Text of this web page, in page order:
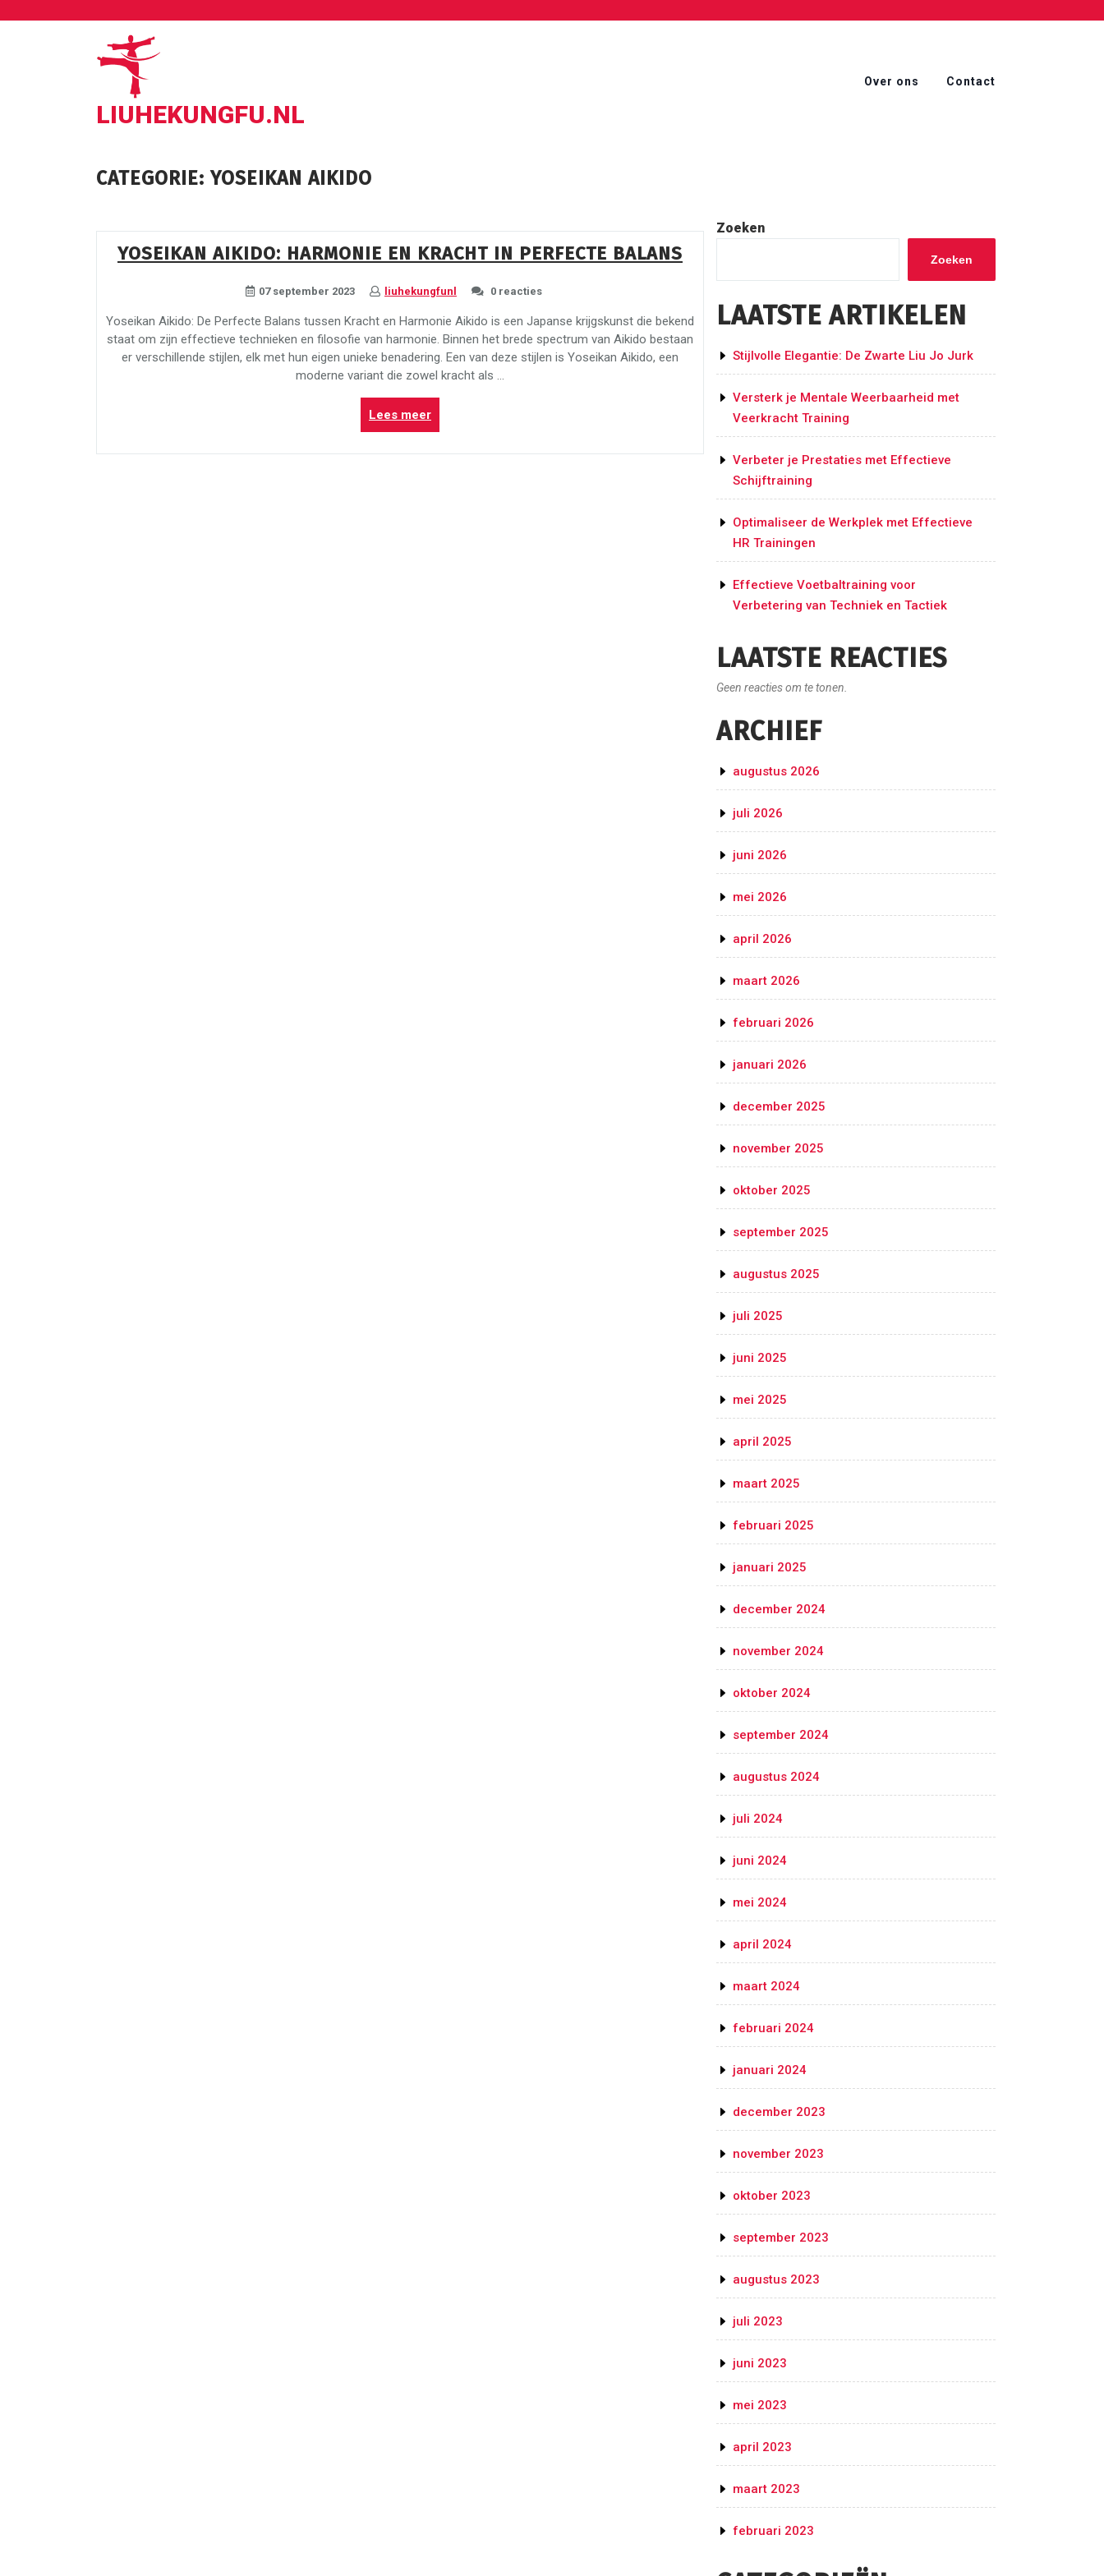
LIUHEKUNGFU.NL
Over ons Contact
CATEGORIE:YOSEIKAN AIKIDO
YOSEIKAN AIKIDO: HARMONIE EN KRACHT IN PERFECTE BALANS
07 september 2023 liuhekungfunl 0 reacties
Yoseikan Aikido: De Perfecte Balans tussen Kracht en Harmonie Aikido is een Japanse krijgskunst die bekend
staat om zijn effectieve technieken en filosofie van harmonie. Binnen het brede spectrum van Aikido bestaan
er verschillende stijlen, elk met hun eigen unieke benadering. Een van deze stijlen is Yoseikan Aikido, een
moderne variant die zowel kracht als …
Lees meer“Yoseikan
Aikido:
Harmonie
Zoeken
Zoeken
LAATSTE ARTIKELEN
Stijlvolle Elegantie: De Zwarte Liu Jo Jurk
Versterk je Mentale Weerbaarheid met
Veerkracht Training
Verbeter je Prestaties met Effectieve
Schijftraining
Optimaliseer de Werkplek met Effectieve
HR Trainingen
Effectieve Voetbaltraining voor
Verbetering van Techniek en Tactiek
LAATSTE REACTIES
Geen reacties om te tonen.
ARCHIEF
augustus 2026
juli 2026
juni 2026
mei 2026
april 2026
maart 2026
februari 2026
januari 2026
december 2025
november 2025
oktober 2025
september 2025
augustus 2025
juli 2025
juni 2025
mei 2025
april 2025
maart 2025
februari 2025
januari 2025
december 2024
november 2024
oktober 2024
september 2024
augustus 2024
juli 2024
juni 2024
mei 2024
april 2024
maart 2024
februari 2024
januari 2024
december 2023
november 2023
oktober 2023
september 2023
augustus 2023
juli 2023
juni 2023
mei 2023
april 2023
maart 2023
februari 2023